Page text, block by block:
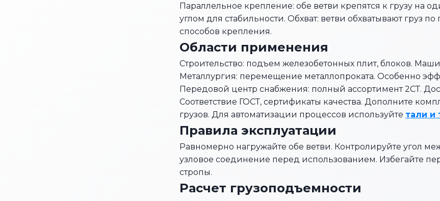
Параллельное крепление: обе ветви крепятся к грузу на
углом для стабильности. Обхват: ветви обхватывают груз
способов крепления.
Области применения
Строительство: подъем железобетонных плит, блоков.
Металлургия: перемещение металлопроката. Особенно
Передовой центр снабжения: полный ассортимент 2СТ.
Соответствие ГОСТ, сертификаты качества. Дополните
грузов. Для автоматизации процессов используйте тали и
Правила эксплуатации
Равномерно нагружайте обе ветви. Контролируйте угол
узловое соединение перед использованием. Избегайте
стропы.
Расчет грузоподъемности